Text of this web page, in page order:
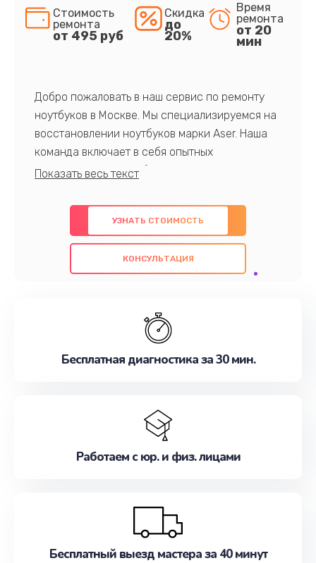
Стоимость
ремонта
от 495 руб
Скидка
до
20%
Время
ремонта
от 20
мин
Добро пожаловать в наш сервис по ремонту
ноутбуков в Москве. Мы специализируемся на
восстановлении ноутбуков марки Aser. Наша
команда включает в себя опытных
профессионалов с обширными знаниями и
предлагаем быстрый и качественный ремонт с
использованием оригинальных компонентов, а
также гарантируем качество всех
проведенных работ. Наша цель - предоставить
наилучшим образом. Не медлите записаться на
УЗНАТЬ СТОИМОСТЬ
КОНСУЛЬТАЦИЯ
Бесплатная диагностика за 30 мин.
Работаем с юр. и физ. лицами
Бесплатный выезд мастера за 40 минут